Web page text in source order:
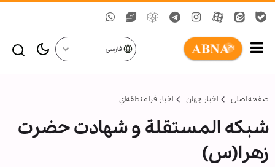
فارسی
صفحه اصلی اخبار جهان اخبار فرا منطقه‌اي
شبکه المستقلة و شهادت حضرت
زهرا(س)